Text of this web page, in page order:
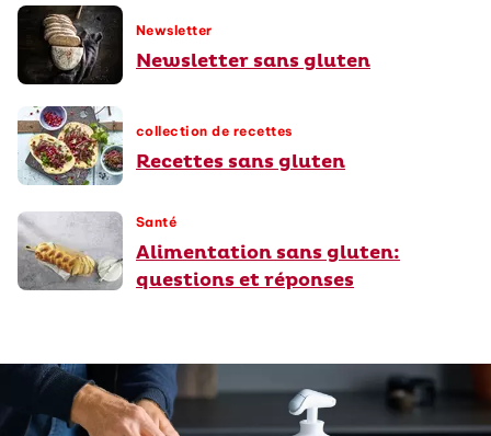
Newsletter
Newsletter sans gluten
collection de recettes
Recettes sans gluten
Santé
Alimentation sans gluten:
questions et réponses